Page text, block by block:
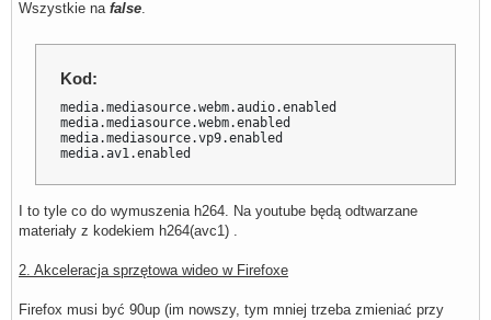
Wszystkie na false
Kod:
media.mediasource.webm.audio.enabled
media.mediasource.webm.enabled
media.mediasource.vp9.enabled
media.av1.enabled
I to tyle co do wymuszenia h264. Na youtube będą odtwarzane
materiały z kodekiem h264(avc1) .
2. Akceleracja sprzętowa wideo w Firefoxe
Firefox musi być 90up (im nowszy, tym mniej trzeba zmieniać przy